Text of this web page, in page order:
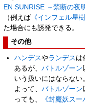
EN SUNRISE ～禁断の夜
（例えば《インフェル星
た場合にも誘発できる。
その他
ハンデスやランデス は
あるが、バトルゾーン
いう扱いにはならない
よって、バトルゾーン
っても、
《封魔妖ス